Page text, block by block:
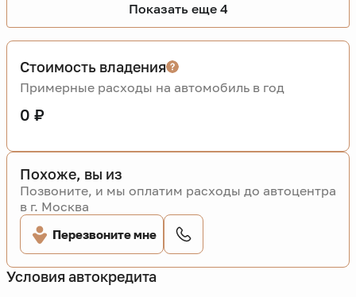
Показать еще 4
Условия автокредита
Стоимость владения
Примерные расходы на автомобиль в год
0 ₽
Похоже, вы из
Позвоните, и мы оплатим расходы до автоцентра
в г. Москва
Перезвоните мне